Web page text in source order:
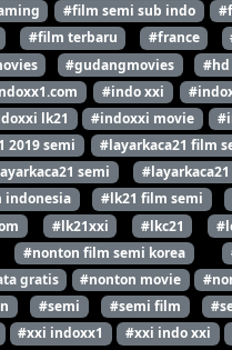
#film semi sub indo
#film terbaru #france
#gudangmovies #hd
#indo xxi
lk21 #indoxxi movie
2019 semi #layarkaca21 film
semi
indonesia #lk21 film semi
#lk21xxi #lkc21
#nonton film semi korea
gratis #nonton movie
#semi #semi film
#xxi indoxx1 #xxi indo xxi